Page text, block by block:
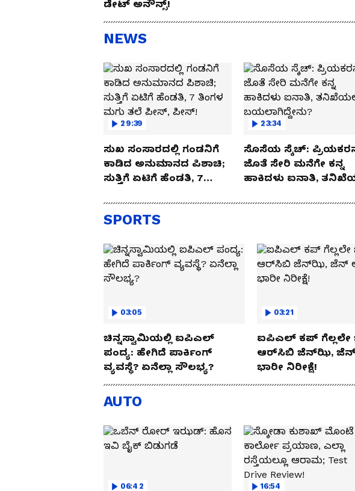
ಡೇಟ್ ಅನೌನ್ಸ್!
NEWS
29:39
ಸುಖ ಸಂಸಾರದಲ್ಲಿ ಗಂಡನಿಗೆ
ಕಾಡಿದ ಅನುಮಾನದ ಪಿಶಾಚಿ;
ಸುತ್ತಿಗೆ ಏಟಿಗೆ ಹೆಂಡತಿ, 7
ಪೀಸ್!
23:34
ಸೊಸೆಯ ಸ್ಕೆಚ್:
ಜೊತೆ ಸೇರಿ ಮನೆಗೇ ಕನ್ನ
ಹಾಕಿದಳು ಐನಾತಿ,
SPORTS
03:05
ಚಿನ್ನಸ್ವಾಮಿಯಲ್ಲಿ ಐಪಿಎಲ್‌
ಪಂದ್ಯ: ಹೇಗಿದೆ ಪಾರ್ಕಿಂಗ್
ವ್ಯವಸ್ಥೆ? ಏನೆಲ್ಲಾ ಸೌಲಭ್ಯ?
03:21
ಐಪಿಎಲ್ ಕಪ್‌ ಗೆಲ್ಲಲೇ
ಆರ್‌ಸಿಬಿ ಜೆನ್‌ಝಿ, ಜೆನ್‌
ಭಾರೀ ನಿರೀಕ್ಷೆ!
AUTO
06:42 16:54